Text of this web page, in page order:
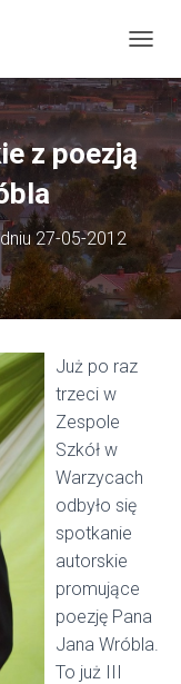
R
E
Ą
G
z poezją
27-05-2012
Już po raz
trzeci w
Zespole
Szkół w
Warzycach
odbyło się
spotkanie
autorskie
promujące
poezję Pana
Jana Wróbla.
To już III